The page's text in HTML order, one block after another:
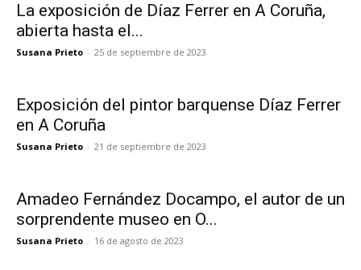
La exposición de Díaz Ferrer en A Coruña,
abierta hasta el...
Susana Prieto - 25 de septiembre de 2023
Exposición del pintor barquense Díaz Ferrer
en A Coruña
Susana Prieto - 21 de septiembre de 2023
Amadeo Fernández Docampo, el autor de un
sorprendente museo en O...
Susana Prieto - 16 de agosto de 2023